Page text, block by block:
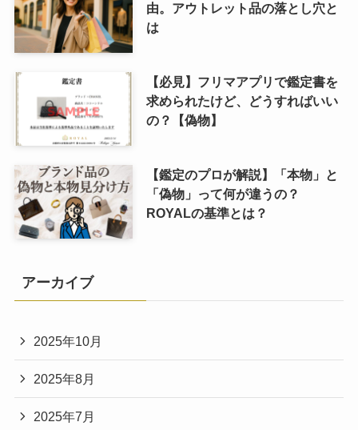
由。アウトレット品の落とし穴と
は
【必見】フリマアプリで鑑定書を
求められたけど、どうすればいい
の？【偽物】
【鑑定のプロが解説】「本物」と
「偽物」って何が違うの？
ROYALの基準とは？
アーカイブ
2025年10月
2025年8月
2025年7月